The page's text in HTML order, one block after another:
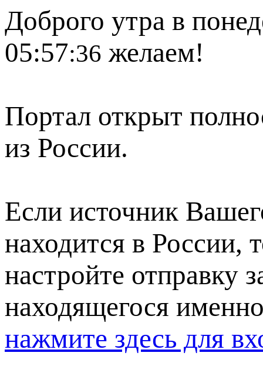
Доброго утра в
05:57:36 желаем!
Портал открыт
из России.
Если источник
находится в России,
настройте отправку
находящегося
нажмите здесь для